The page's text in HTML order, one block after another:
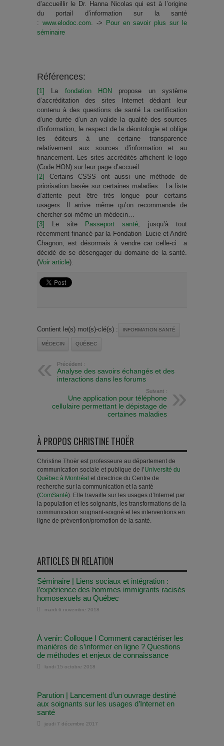
d’accueillir le Dr. Hanna Nicolas qui est à l’origine
du portail d’information sur la santé
: www.elodoc.com. ->
Pour en savoir plus sur le
séminaire
Références:
[1] La fondation HON propose un système
d’accréditation des sites Internet dédiant leur
contenu à des questions de santé La certification
d’une durée d’un an valide la qualité des sources
d’information, le respect de la déontologie et oblige
les éditeurs à une certaine transparence
relativement aux sources d’information et au
financement. Les sites accrédités affichent le logo
(Code HON) sur leur page d’accueil.
[2]
Certains CSSS ont aussi une méthode de
priorisation basée sur certaines maladies. La liste
d’attente peut être très longue pour certains
usagers. Il arrive même qu’on recommande de
chercher soi-même un médecin…
[3]
Le site Passeport santé, jusqu’à tout
récemment financé par la Fondation Lucie et André
Chagnon, est désormais à vendre car celle-ci a
décidé de se désengager du domaine de la santé.
(Voir article).
Contient le(s) mot(s)-clé(s) : INFORMATION SANTÉ
MÉDECIN QUÉBEC
Précédent :
Analyse des savoirs échangés et des
interactions dans les forums
Suivant :
Une application pour téléphone
cellulaire permettant le dépistage de
certaines maladies
À PROPOS CHRISTINE THOËR
Christine Thoër est professeure au département de
communication sociale et publique de l’Université du
Québec à Montréal et directrice du Centre de
recherche sur la communication et la santé
(ComSanté). Elle travaille sur les usages d’Internet par
la population et les soignants, les transformations de la
communication soignant-soigné et les interventions en
ligne de prévention/promotion de la santé.
ARTICLES EN RELATION
Séminaire | Liens sociaux et intégration :
l’expérience des hommes immigrants racisés
homosexuels au Québec
mardi 6 novembre 2018
À venir: Colloque I Comment caractériser les
manières de s’informer en ligne ? Questions
de méthodes et enjeux de connaissance
lundi 15 octobre 2018
Parution | Lancement d’un ouvrage destiné
aux soignants sur les usages d’Internet en
santé
jeudi 7 décembre 2017